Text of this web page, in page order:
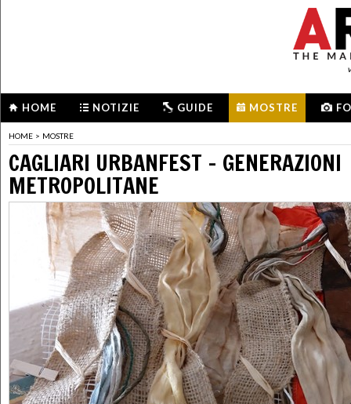
HOME NOTIZIE GUIDE MOSTRE
HOME > MOSTRE
CAGLIARI URBANFEST - GENERAZIONI
METROPOLITANE